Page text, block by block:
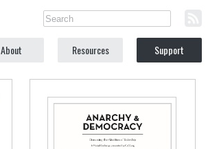
About Resources Support